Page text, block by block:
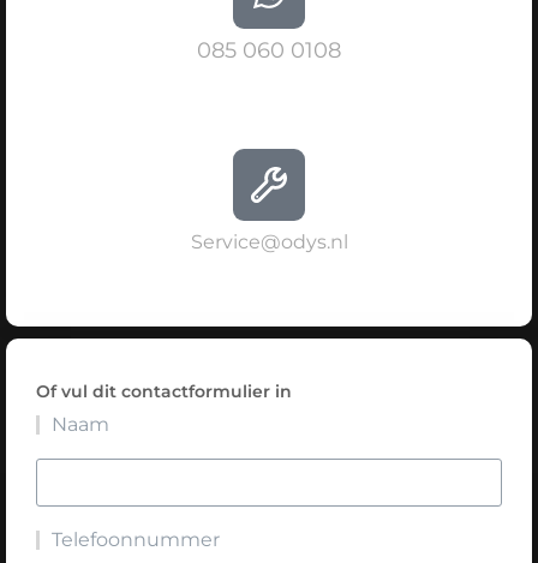
085 060 0108
Service@odys.nl
Of vul dit contactformulier in
Naam
Telefoonnummer